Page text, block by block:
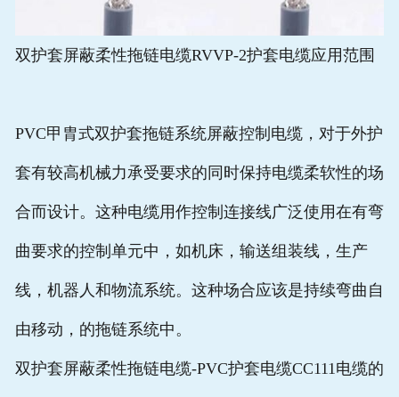
双护套屏蔽柔性拖链电缆RVVP-2护套电缆应用范围
PVC甲胄式双护套拖链系统屏蔽控制电缆，对于外护
套有较高机械力承受要求的同时保持电缆柔软性的场
合而设计。这种电缆用作控制连接线广泛使用在有弯
曲要求的控制单元中，如机床，输送组装线，生产
线，机器人和物流系统。这种场合应该是持续弯曲自
由移动，的拖链系统中。
双护套屏蔽柔性拖链电缆-PVC护套电缆CC111电缆的